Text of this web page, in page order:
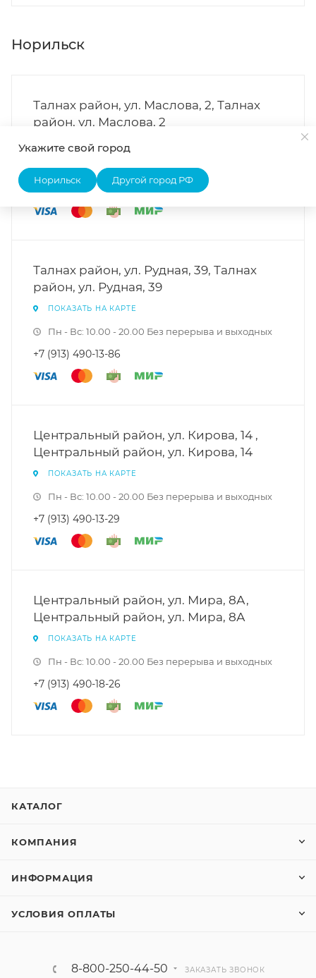
Норильск
Талнах район, ул. Маслова, 2, Талнах
район, ул. Маслова, 2
ПОКАЗАТЬ НА КАРТЕ
Пн - Вс: 10.00 - 20.00 Без перерыва и выходных
+7 (913) 490-17-92
Талнах район, ул. Рудная, 39, Талнах
район, ул. Рудная, 39
ПОКАЗАТЬ НА КАРТЕ
Пн - Вс: 10.00 - 20.00 Без перерыва и выходных
+7 (913) 490-13-86
Центральный район, ул. Кирова, 14 ,
Центральный район, ул. Кирова, 14
ПОКАЗАТЬ НА КАРТЕ
Пн - Вс: 10.00 - 20.00 Без перерыва и выходных
+7 (913) 490-13-29
Центральный район, ул. Мира, 8А,
Центральный район, ул. Мира, 8А
ПОКАЗАТЬ НА КАРТЕ
Пн - Вс: 10.00 - 20.00 Без перерыва и выходных
+7 (913) 490-18-26
КАТАЛОГ
КОМПАНИЯ
ИНФОРМАЦИЯ
УСЛОВИЯ ОПЛАТЫ
8-800-250-44-50 ЗАКАЗАТЬ ЗВОНОК
Укажите свой город
Норильск Другой город РФ